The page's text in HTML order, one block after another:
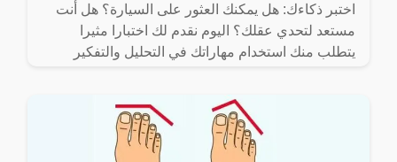
اختبر ذكاءك: هل يمكنك العثور على السيارة؟ هل أنت
مستعد لتحدي عقلك؟ اليوم نقدم لك اختبارا مثيرا
يتطلب منك استخدام مهاراتك في التحليل والتفكير